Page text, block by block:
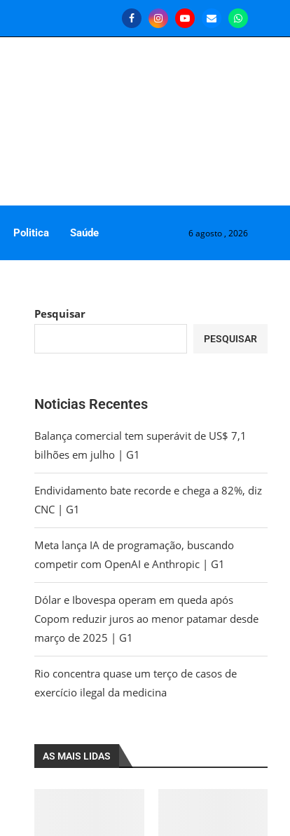
Politica Saúde 6 agosto , 2026
Pesquisar
PESQUISAR
Noticias Recentes
Balança comercial tem superávit de US$ 7,1
bilhões em julho | G1
Endividamento bate recorde e chega a 82%, diz
CNC | G1
Meta lança IA de programação, buscando
competir com OpenAI e Anthropic | G1
Dólar e Ibovespa operam em queda após
Copom reduzir juros ao menor patamar desde
março de 2025 | G1
Rio concentra quase um terço de casos de
exercício ilegal da medicina
AS MAIS LIDAS